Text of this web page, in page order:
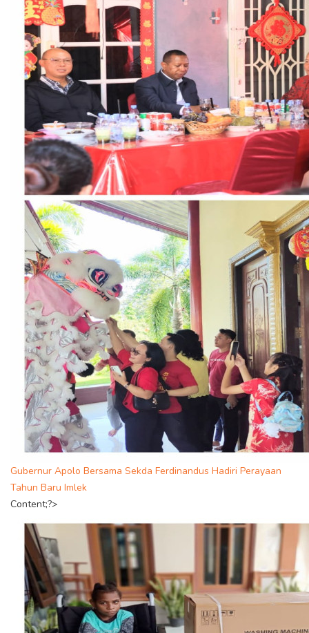
Gubernur Apolo Bersama Sekda Ferdinandus Hadiri Perayaan
Tahun Baru Imlek
Content;?>